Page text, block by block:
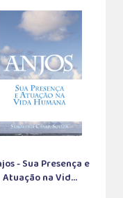
- Sua Presença e
Atuação na Vid...